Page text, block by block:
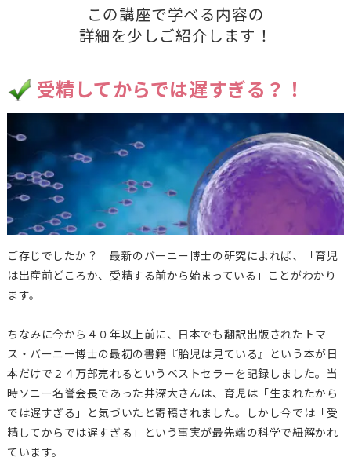
この講座で学べる内容の
詳細を少しご紹介します！
受精してからでは遅すぎる？！
ご存じでしたか？ 最新のバーニー博士の研究によれば、「育児
は出産前どころか、受精する前から始まっている」ことがわかり
ます。
ちなみに今から４０年以上前に、日本でも翻訳出版されたトマ
ス・バーニー博士の最初の書籍『胎児は見ている』という本が日
本だけで２４万部売れるというベストセラーを記録しました。当
時ソニー名誉会長であった井深大さんは、育児は「生まれたから
では遅すぎる」と気づいたと寄稿されました。しかし今では「受
精してからでは遅すぎる」という事実が最先端の科学で紐解かれ
ています。